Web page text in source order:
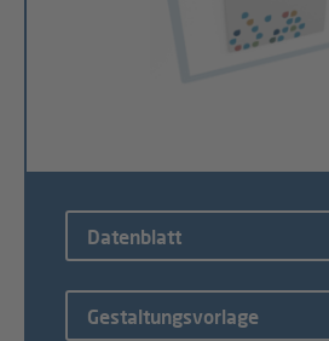
Datenblatt
Gestaltungsvorlage